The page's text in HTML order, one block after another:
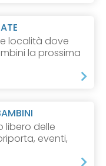
località dove
la prossima
libero delle
eventi,